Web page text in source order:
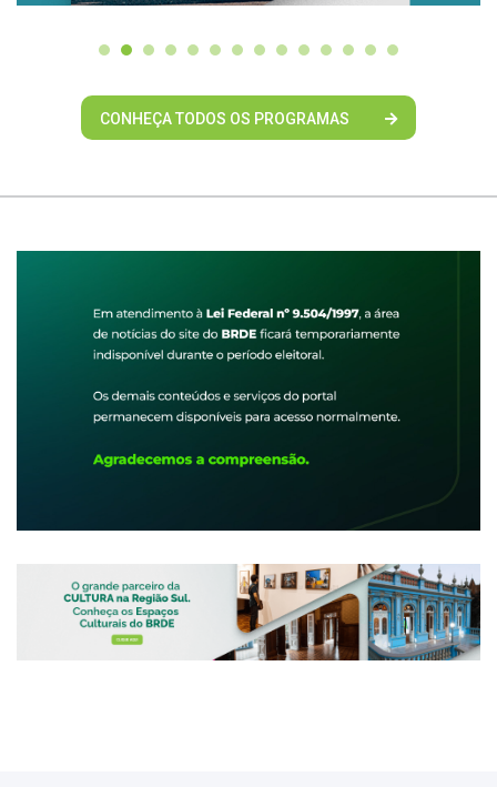
CONHEÇA TODOS OS PROGRAMAS